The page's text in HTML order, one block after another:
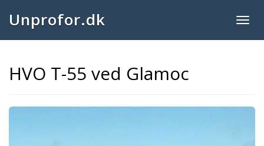
Unprofor.dk
HVO T-55 ved Glamoc
Previous